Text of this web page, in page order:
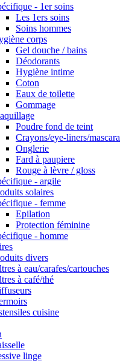
- 1er soins
Les 1ers soins
Soins hommes
corps
Gel douche / bains
Déodorants
Hygiène intime
Coton
Eaux de toilette
Gommage
Poudre fond de teint
Crayons/eye-liners/mascara
Onglerie
Fard à paupiere
Rouge à lèvre / gloss
- argile
solaires
- femme
Epilation
Protection féminine
- homme
divers
à eau/carafes/cartouches
à café/thé
cuisine
linge